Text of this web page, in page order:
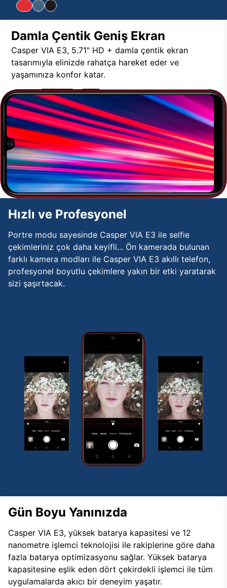
Damla Çentik Geniş Ekran
Casper VIA E3, 5.71" HD + damla çentik ekran
tasarımıyla elinizde rahatça hareket eder ve
yaşamınıza konfor katar.
Hızlı ve Profesyonel
Portre modu sayesinde Casper VIA E3 ile selfie
çekimleriniz çok daha keyifli... Ön kamerada bulunan
farklı kamera modları ile Casper VIA E3 akıllı telefon,
profesyonel boyutlu çekimlere yakın bir etki yaratarak
sizi şaşırtacak.
Gün Boyu Yanınızda
Casper VIA E3, yüksek batarya kapasitesi ve 12
nanometre işlemci teknolojisi ile rakiplerine göre daha
fazla batarya optimizasyonu sağlar. Yüksek batarya
kapasitesine eşlik eden dört çekirdekli işlemci ile tüm
uygulamalarda akıcı bir deneyim yaşatır.